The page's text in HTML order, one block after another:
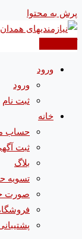
پرش به محتوا
ورود
ورود
ثبت نام
خانه
حساب
ثبت
بلاگ
تسویه
صورت